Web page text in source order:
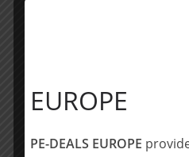
Gründungsmitgliedern auf
immer wieder fest, dass sich
aufgrund der bei uns
bestehend aus OMMAX,
arbeiten bei uns sehr eng
EUROPE
PE-DEALS EUROPE